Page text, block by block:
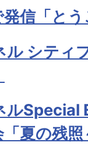
信「と
ル シティ
ルSpecial
夏の残